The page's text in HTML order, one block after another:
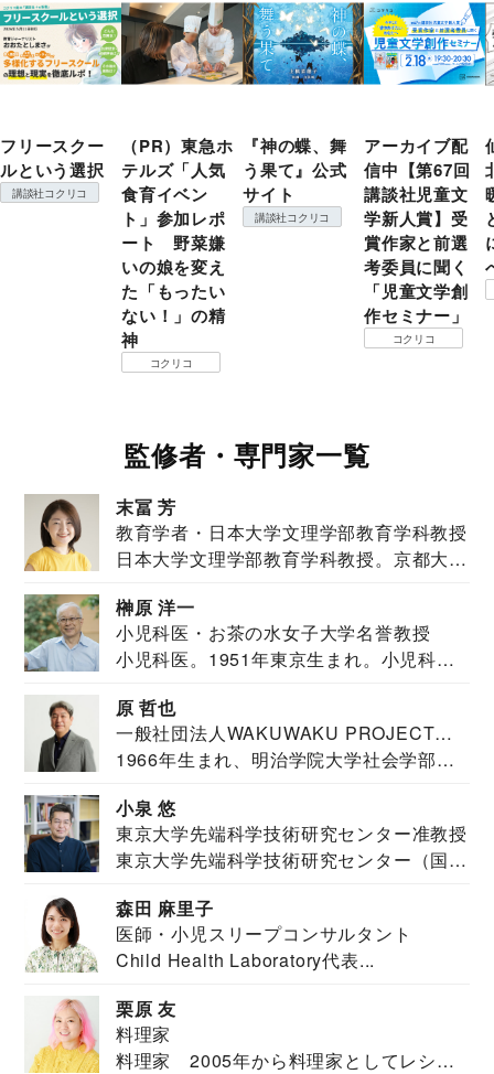
フリースクー
ルという選択
講談社コクリコ
（PR）東急ホ
テルズ「人気
食育イベン
ト」参加レポ
ート 野菜嫌
いの娘を変え
た「もったい
ない！」の精
神
コクリコ
『神の蝶、舞
う果て』公式
サイト
講談社コクリコ
アーカイブ配
信中【第67回
講談社児童文
学新人賞】受
賞作家と前選
考委員に聞く
「児童文学創
作セミナー」
コクリコ
監修者・専門家一覧
末冨 芳
教育学者・日本大学文理学部教育学科教授
日本大学文理学部教育学科教授。京都大学
榊原 洋一
小児科医・お茶の水女子大学名誉教授
小児科医。1951年東京生まれ。小児科
原 哲也
一般社団法人WAKUWAKU PROJECT
JAPAN代表・言語聴覚士・社会福祉士
1966年生まれ、明治学院大学社会学部福
小泉 悠
東京大学先端科学技術研究センター准教授
東京大学先端科学技術研究センター（国際
森田 麻里子
医師・小児スリープコンサルタント
Child Health Laboratory代表...
栗原 友
料理家
料理家 2005年から料理家としてレシピ